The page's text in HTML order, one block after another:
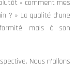
« comment mes
? » La qualité d’une
mais à son
Nous n’allons